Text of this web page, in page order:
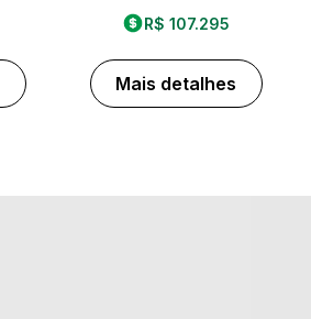
R$ 107.295
Mais detalhes